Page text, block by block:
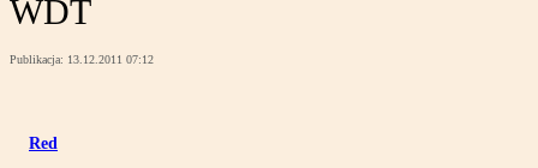
WDT
Publikacja: 13.12.2011 07:12
Red